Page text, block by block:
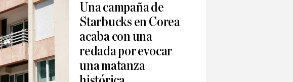
Una campaña de
Starbucks en Corea
acaba con una
redada por evocar
una matanza